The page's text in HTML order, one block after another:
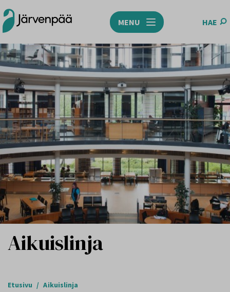
MENU HAE
Aikuislinja
Etusivu / Aikuislinja